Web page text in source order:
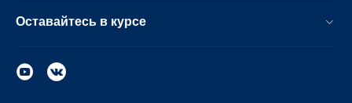
Оставайтесь в курсе